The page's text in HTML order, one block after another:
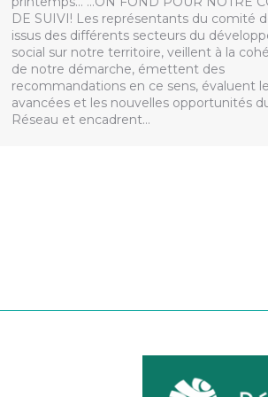
DE SUIVI! Les représentants du comité
issus des différents secteurs du
social sur notre territoire, veillent à la
de notre démarche, émettent des
recommandations en ce sens, évaluent
avancées et les nouvelles opportunités
Réseau et encadrent…